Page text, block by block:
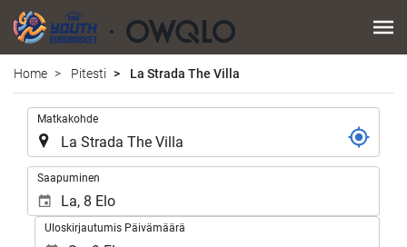
Home Pitesti La Strada The Villa
Matkakohde
Saapuminen
Uloskirjautumis Päivämäärä